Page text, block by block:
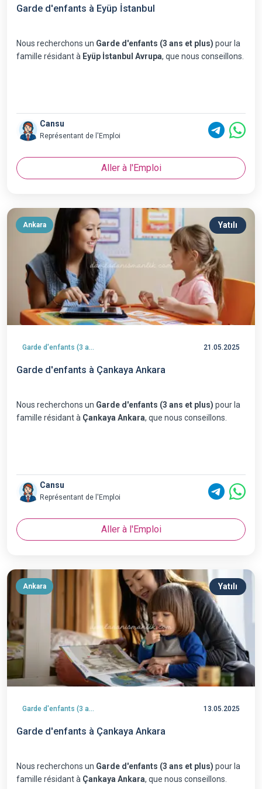
Garde d'enfants à Eyüp İstanbul
Nous recherchons un Garde d'enfants (3 ans et plus) pour la
famille résidant à Eyüp İstanbul Avrupa, que nous conseillons.
Cansu
Représentant de l'Emploi
Aller à l'Emploi
Ankara Yatılı
Garde d'enfants (3 ans et plus) 21.05.2025
Garde d'enfants à Çankaya Ankara
Nous recherchons un Garde d'enfants (3 ans et plus) pour la
famille résidant à Çankaya Ankara, que nous conseillons.
Cansu
Représentant de l'Emploi
Aller à l'Emploi
Ankara Yatılı
Garde d'enfants (3 ans et plus) 13.05.2025
Garde d'enfants à Çankaya Ankara
Nous recherchons un Garde d'enfants (3 ans et plus) pour la
famille résidant à Çankaya Ankara, que nous conseillons.